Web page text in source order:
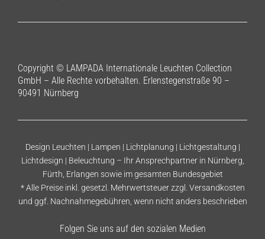
Copyright © LAMPADA Internationale Leuchten Collection
GmbH – Alle Rechte vorbehalten. Erlenstegenstraße 90 –
90491 Nürnberg
Design Leuchten | Lampen | Lichtplanung | Lichtgestaltung |
Lichtdesign | Beleuchtung – Ihr Ansprechpartner in Nürnberg,
Fürth, Erlangen sowie im gesamten Bundesgebiet
* Alle Preise inkl. gesetzl. Mehrwertsteuer zzgl. Versandkosten
und ggf. Nachnahmegebühren, wenn nicht anders beschrieben
Folgen Sie uns auf den sozialen Medien